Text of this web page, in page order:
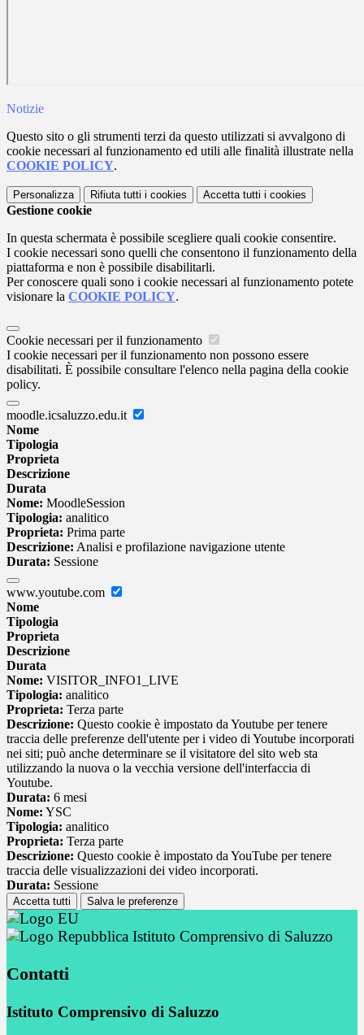
Notizie
Questo sito o gli strumenti terzi da questo utilizzati si avvalgono di
cookie necessari al funzionamento ed utili alle finalità illustrate nella
COOKIE POLICY.
Personalizza Rifiuta tutti i cookies Accetta tutti i cookies
Gestione cookie
In questa schermata è possibile scegliere quali cookie consentire.
I cookie necessari sono quelli che consentono il funzionamento della
piattaforma e non è possibile disabilitarli.
Per conoscere quali sono i cookie necessari al funzionamento potete
visionare la COOKIE POLICY.
Cookie necessari per il funzionamento
I cookie necessari per il funzionamento non possono essere
disabilitati. È possibile consultare l'elenco nella pagina della cookie
policy.
moodle.icsaluzzo.edu.it
Nome
Tipologia
Proprieta
Descrizione
Durata
Nome: MoodleSession
Tipologia: analitico
Proprieta: Prima parte
Descrizione: Analisi e profilazione navigazione utente
Durata: Sessione
www.youtube.com
Nome
Tipologia
Proprieta
Descrizione
Durata
Nome: VISITOR_INFO1_LIVE
Tipologia: analitico
Proprieta: Terza parte
Descrizione: Questo cookie è impostato da Youtube per tenere
traccia delle preferenze dell'utente per i video di Youtube incorporati
nei siti; può anche determinare se il visitatore del sito web sta
utilizzando la nuova o la vecchia versione dell'interfaccia di
Youtube.
Durata: 6 mesi
Nome: YSC
Tipologia: analitico
Proprieta: Terza parte
Descrizione: Questo cookie è impostato da YouTube per tenere
traccia delle visualizzazioni dei video incorporati.
Durata: Sessione
Accetta tutti Salva le preferenze
Istituto Comprensivo di Saluzzo
Contatti
Istituto Comprensivo di Saluzzo